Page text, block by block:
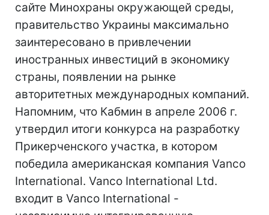
сайте Минохраны окружающей среды,
правительство Украины максимально
заинтересовано в привлечении
иностранных инвестиций в экономику
страны, появлении на рынке
авторитетных международных компаний.
Напомним, что Кабмин в апреле 2006 г.
утвердил итоги конкурса на разработку
Прикерченского участка, в котором
победила американская компания Vanco
International. Vanco International Ltd.
входит в Vanco International -